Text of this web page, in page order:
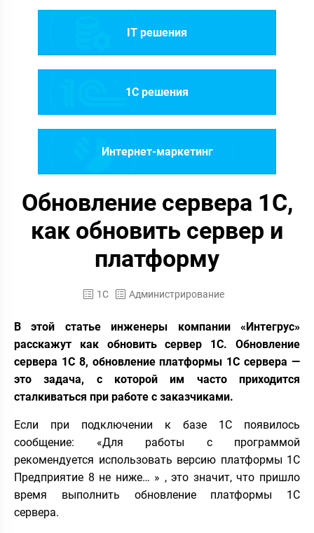
IT решения
1C решения
Интернет-маркетинг
Обновление сервера 1С,
как обновить сервер и
платформу
1С Администрирование
В этой статье инженеры компании «Интегрус»
расскажут как обновить сервер 1С. Обновление
сервера 1С 8, обновление платформы 1С сервера —
это задача, с которой им часто приходится
сталкиваться при работе с заказчиками.
Если при подключении к базе 1С появилось
сообщение: «Для работы с программой
рекомендуется использовать версию платформы 1С
Предприятие 8 не ниже… » , это значит, что пришло
время выполнить обновление платформы 1С
сервера.